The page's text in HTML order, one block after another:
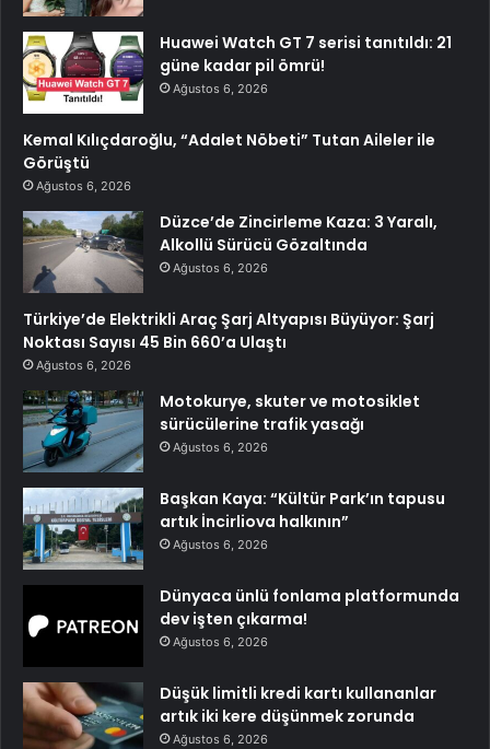
Huawei Watch GT 7 serisi tanıtıldı: 21
güne kadar pil ömrü!
Ağustos 6, 2026
Kemal Kılıçdaroğlu, “Adalet Nöbeti” Tutan Aileler ile
Görüştü
Ağustos 6, 2026
Düzce’de Zincirleme Kaza: 3 Yaralı,
Alkollü Sürücü Gözaltında
Ağustos 6, 2026
Türkiye’de Elektrikli Araç Şarj Altyapısı Büyüyor: Şarj
Noktası Sayısı 45 Bin 660’a Ulaştı
Ağustos 6, 2026
Motokurye, skuter ve motosiklet
sürücülerine trafik yasağı
Ağustos 6, 2026
Başkan Kaya: “Kültür Park’ın tapusu
artık İncirliova halkının”
Ağustos 6, 2026
Dünyaca ünlü fonlama platformunda
dev işten çıkarma!
Ağustos 6, 2026
Düşük limitli kredi kartı kullananlar
artık iki kere düşünmek zorunda
Ağustos 6, 2026